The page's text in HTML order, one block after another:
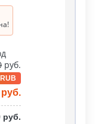
руб.
руб.
руб.